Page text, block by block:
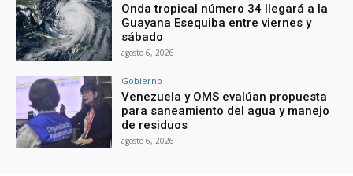
Onda tropical número 34 llegará a la
Guayana Esequiba entre viernes y
sábado
agosto 6, 2026
Gobierno
Venezuela y OMS evalúan propuesta
para saneamiento del agua y manejo
de residuos
agosto 6, 2026